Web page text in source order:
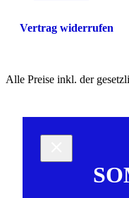
Vertrag widerrufen
Alle Preise inkl. der